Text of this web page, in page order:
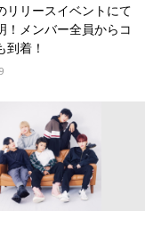
リリースイベントにて
！メンバー全員からコ
到着！